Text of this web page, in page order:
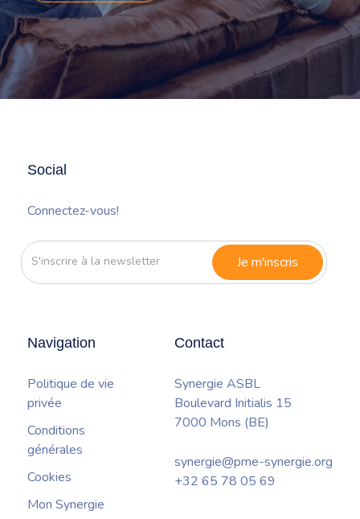
Navigation
Politique de vie
privée
Conditions
générales
Cookies
Mon Synergie
Social
Connectez-vous!
S'inscrire
à
Contact
Synergie ASBL
Boulevard Initialis 15
7000 Mons (BE)
synergie@pme-synergie.org
+32 65 78 05 69